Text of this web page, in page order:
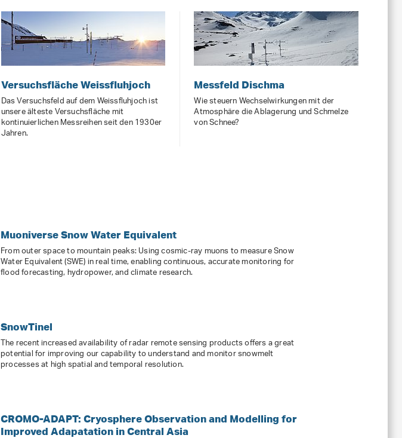
Versuchsfläche Weissfluhjoch
Das Versuchsfeld auf dem Weissfluhjoch ist
unsere älteste Versuchsfläche mit
kontinuierlichen Messreihen seit den 1930er
Jahren.
Messfeld Dischma
Wie steuern Wechselwirkungen mit der
Atmosphäre die Ablagerung und Schmelze
von Schnee?
Muoniverse Snow Water Equivalent
From outer space to mountain peaks: Using cosmic-ray muons to measure Snow
Water Equivalent (SWE) in real time, enabling continuous, accurate monitoring for
flood forecasting, hydropower, and climate research.
SnowTinel
The recent increased availability of radar remote sensing products offers a great
potential for improving our capability to understand and monitor snowmelt
processes at high spatial and temporal resolution.
CROMO-ADAPT: Cryosphere Observation and Modelling for
Improved Adapatation in Central Asia